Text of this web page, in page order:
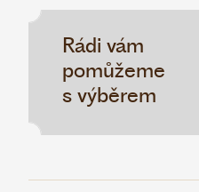
Rádi vám
pomůžeme
s výběrem